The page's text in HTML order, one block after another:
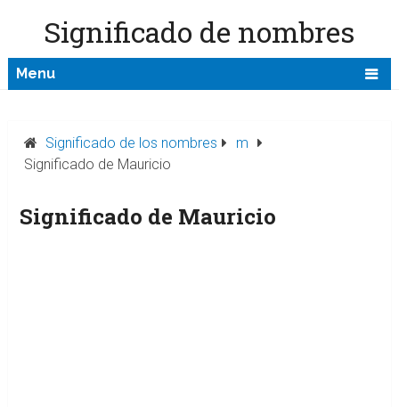
Significado de nombres
Menu
Significado de los nombres
m
Significado de Mauricio
Significado de Mauricio